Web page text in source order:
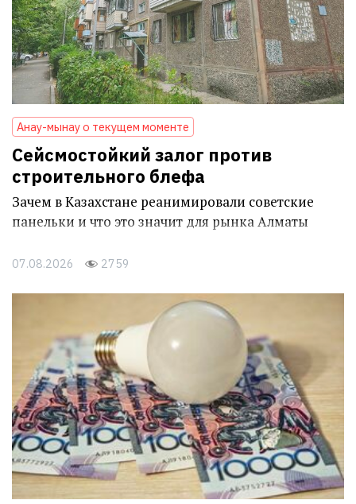
Анау-мынау о текущем моменте
Сейсмостойкий залог против
строительного блефа
Зачем в Казахстане реанимировали советские
панельки и что это значит для рынка Алматы
07.08.2026 2759